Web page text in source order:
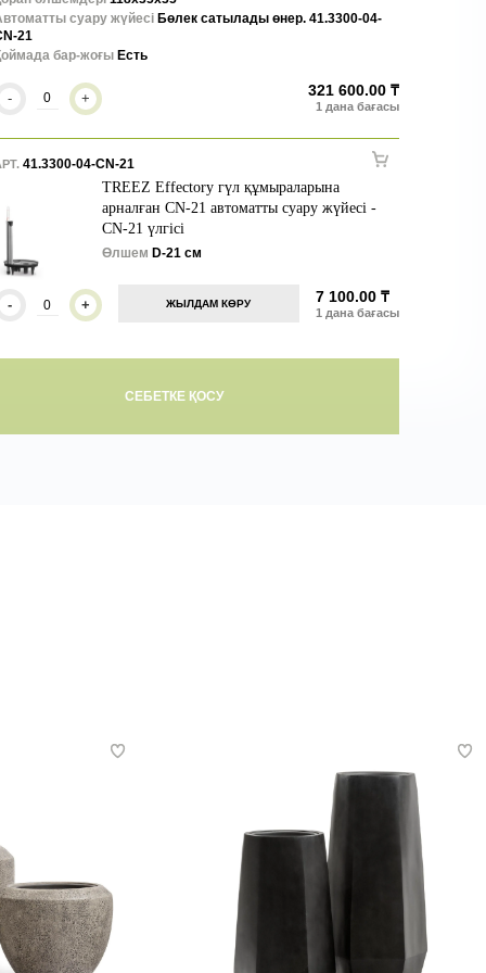
суару жүйесі Бөлек сатылады өнер. 41.3300-04-
21
бар-жоғы Есть
- + 321 600.00 ₸
41.3300-04-CN-21
TREEZ Effectory гүл құмыраларына
арналған CN-21 автоматты суару жүйесі -
CN-21 үлгісі
Өлшем D-21 см
ЖЫЛДАМ КӨРУ
- + 7 100.00 ₸
СЕБЕТКЕ ҚОСУ